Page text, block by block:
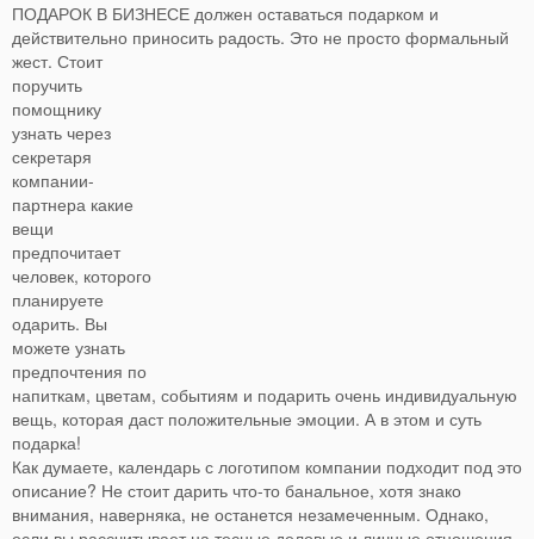
ПОДАРОК В БИЗНЕСЕ должен оставаться подарком и
действительно приносить радость. Это не просто формальный
жест. Стоит
поручить
помощнику
узнать через
секретаря
компании-
партнера какие
вещи
предпочитает
человек, которого
планируете
одарить. Вы
можете узнать
предпочтения по
напиткам, цветам, событиям и подарить очень индивидуальную
вещь, которая даст положительные эмоции. А в этом и суть
подарка!
Как думаете, календарь с логотипом компании подходит под это
описание? Не стоит дарить что-то банальное, хотя знако
внимания, наверняка, не останется незамеченным. Однако,